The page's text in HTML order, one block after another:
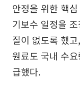
안정을 위한 핵
기보수 일정을
질이 없도록 했
원료도 국내 수
급했다.